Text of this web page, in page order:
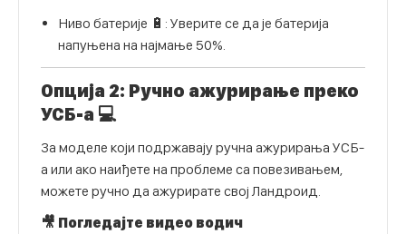
Ниво батерије 🔋: Уверите се да је батерија
напуњена на најмање 50%.
Опција 2: Ручно ажурирање преко
УСБ-а 💻
За моделе који подржавају ручна ажурирања УСБ-
а или ако наиђете на проблеме са повезивањем,
можете ручно да ажурирате свој Ландроид.
🎥 Погледајте видео водич